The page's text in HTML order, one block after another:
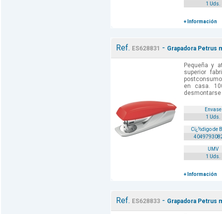
1 Uds.
+ Información
Ref. ES628831 - Grapadora Petrus
Pequeña y
superior
en casa.
desmontarse
Envase
1 Uds.
Cï¿½digo de
UMV
1 Uds.
+ Información
Ref. ES628833- Grapadora Petrus